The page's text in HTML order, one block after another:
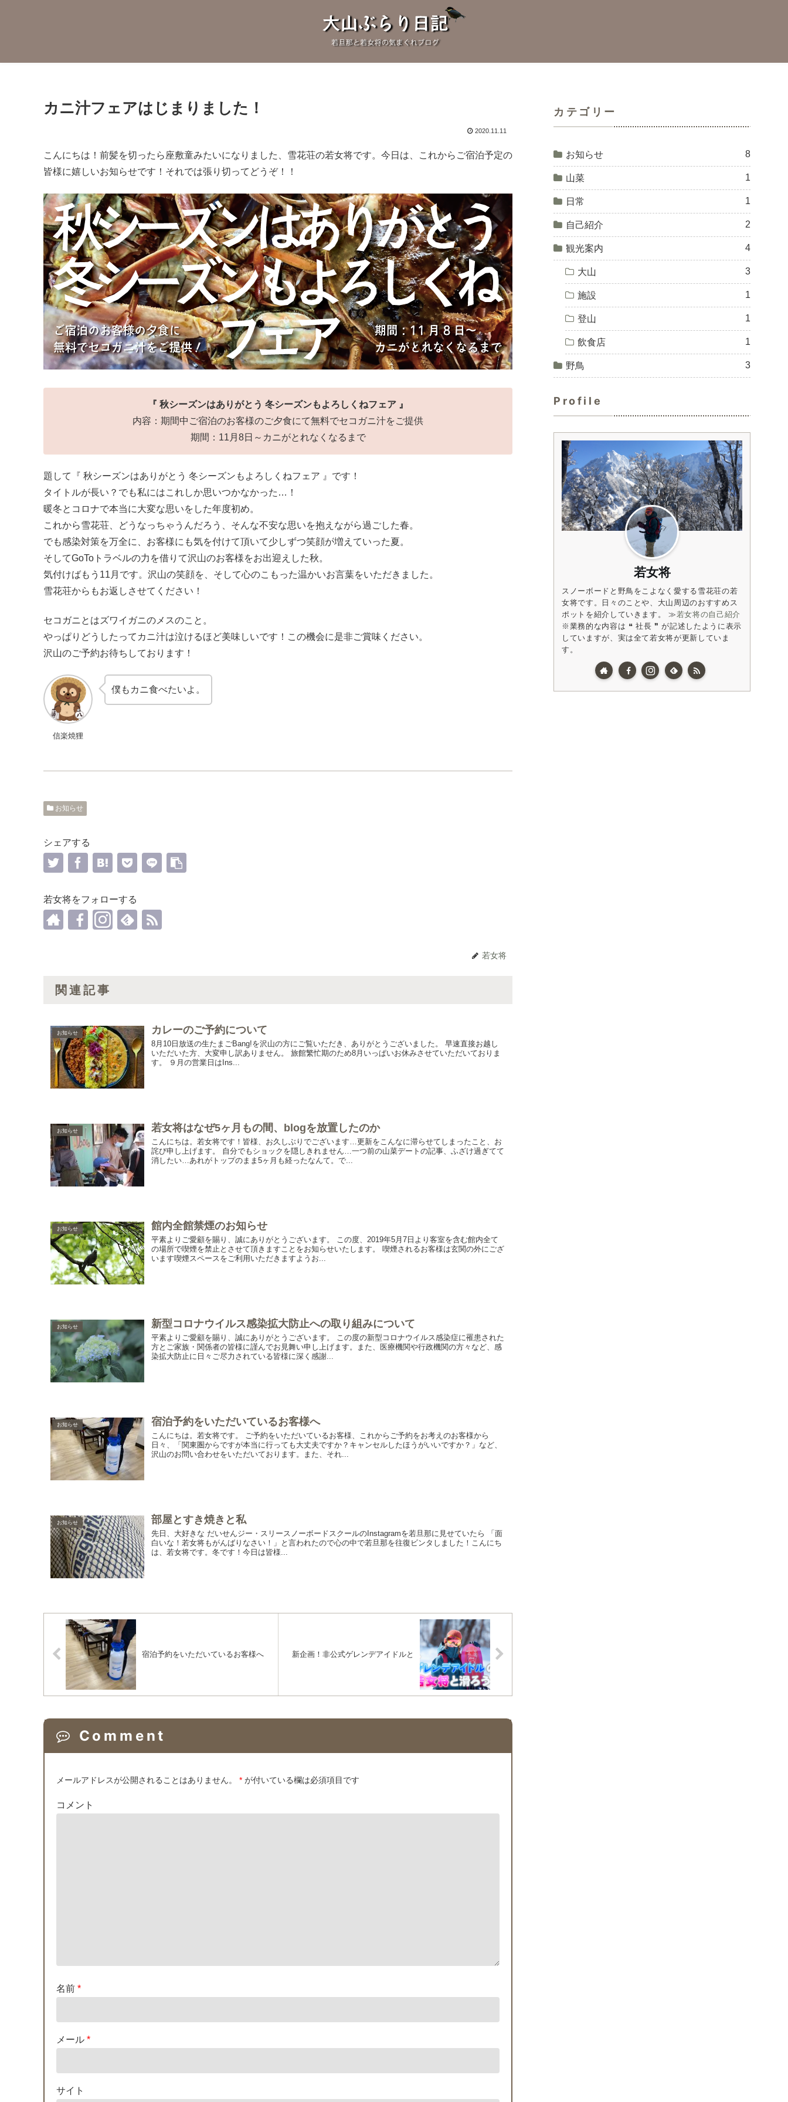
カニ汁フェアはじまりました！
2020.11.11
こんにちは！前髪を切ったら座敷童みたいになりました、雪花荘の若女将です。今日は、これからご宿泊予定の
皆様に嬉しいお知らせです！それでは張り切ってどうぞ！！
『 秋シーズンはありがとう 冬シーズンもよろしくねフェア 』
内容：期間中ご宿泊のお客様のご夕食にて無料でセコガニ汁をご提供
期間：11月8日～カニがとれなくなるまで
題して『 秋シーズンはありがとう 冬シーズンもよろしくねフェア 』です！
タイトルが長い？でも私にはこれしか思いつかなかった…！
暖冬とコロナで本当に大変な思いをした年度初め。
これから雪花荘、どうなっちゃうんだろう、そんな不安な思いを抱えながら過ごした春。
でも感染対策を万全に、お客様にも気を付けて頂いて少しずつ笑顔が増えていった夏。
そしてGoToトラベルの力を借りて沢山のお客様をお出迎えした秋。
気付けばもう11月です。沢山の笑顔を、そして心のこもった温かいお言葉をいただきました。
雪花荘からもお返しさせてください！
セコガニとはズワイガニのメスのこと。
やっぱりどうしたってカニ汁は泣けるほど美味しいです！この機会に是非ご賞味ください。
沢山のご予約お待ちしております！
信楽焼狸
僕もカニ食べたいよ。
お知らせ
シェアする
若女将をフォローする
若女将
関連記事
お知らせ カレーのご予約について
8月10日放送の生たまごBang!を沢山の方にご覧いただき、ありがとうございました。 早速直接お越し
いただいた方、大変申し訳ありません。 旅館繁忙期のため8月いっぱいお休みさせていただいておりま
す。 ９月の営業日はIns...
お知らせ 若女将はなぜ5ヶ月もの間、blogを放置したのか
こんにちは。若女将です！皆様、お久しぶりでございます…更新をこんなに滞らせてしまったこと、お
詫び申し上げます。 自分でもショックを隠しきれません…一つ前の山菜デートの記事、ふざけ過ぎてて
消したい…あれがトップのまま5ヶ月も経ったなんて。で...
お知らせ 館内全館禁煙のお知らせ
平素よりご愛顧を賜り、誠にありがとうございます。 この度、2019年5月7日より客室を含む館内全て
の場所で喫煙を禁止とさせて頂きますことをお知らせいたします。 喫煙されるお客様は玄関の外にござ
います喫煙スペースをご利用いただきますようお...
お知らせ 新型コロナウイルス感染拡大防止への取り組みについて
平素よりご愛顧を賜り、誠にありがとうございます。 この度の新型コロナウイルス感染症に罹患された
方とご家族・関係者の皆様に謹んでお見舞い申し上げます。また、医療機関や行政機関の方々など、感
染拡大防止に日々ご尽力されている皆様に深く感謝...
お知らせ 宿泊予約をいただいているお客様へ
こんにちは。若女将です。 ご予約をいただいているお客様、これからご予約をお考えのお客様から
日々、「関東圏からですが本当に行っても大丈夫ですか？キャンセルしたほうがいいですか？」など、
沢山のお問い合わせをいただいております。また、それ...
お知らせ 部屋とすき焼きと私
先日、大好きな だいせんジー・スリースノーボードスクールのInstagramを若旦那に見せていたら 「面
白いな！若女将もがんばりなさい！」と言われたので心の中で若旦那を往復ビンタしました！こんにち
は、若女将です。冬です！今日は皆様...
宿泊予約をいただいているお客様へ 新企画！非公式ゲレンデアイドルと
Comment
メールアドレスが公開されることはありません。 * が付いている欄は必須項目です
コメント
名前 *
メール *
サイト
カテゴリー
お知らせ 8
山菜 1
日常 1
自己紹介 2
観光案内 4
大山 3
施設 1
登山 1
飲食店 1
野鳥 3
Profile
若女将
スノーボードと野鳥をこよなく愛する雪花荘の若
女将です。日々のことや、大山周辺のおすすめス
ポットを紹介していきます。 ≫若女将の自己紹介
※業務的な内容は ❝ 社長 ❞ が記述したように表示
していますが、実は全て若女将が更新していま
す。